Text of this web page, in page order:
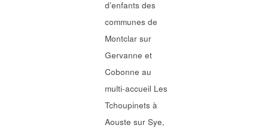
d’enfants des
communes de
Montclar sur
Gervanne et
Cobonne au
multi-accueil Les
Tchoupinets à
Aouste sur Sye,